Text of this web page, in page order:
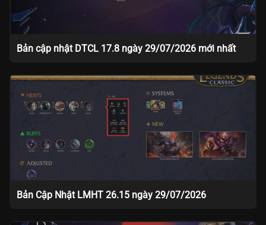
Bản cập nhật DTCL 17.8 ngày 29/07/2026 mới nhất
Bản Cập Nhật LMHT 26.15 ngày 29/07/2026